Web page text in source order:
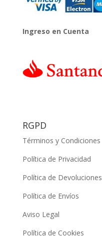
Ingreso en Cuenta
RGPD
Términos y Condiciones
Política de Privacidad
Política de Devoluciones
Política de Envíos
Aviso Legal
Política de Cookies